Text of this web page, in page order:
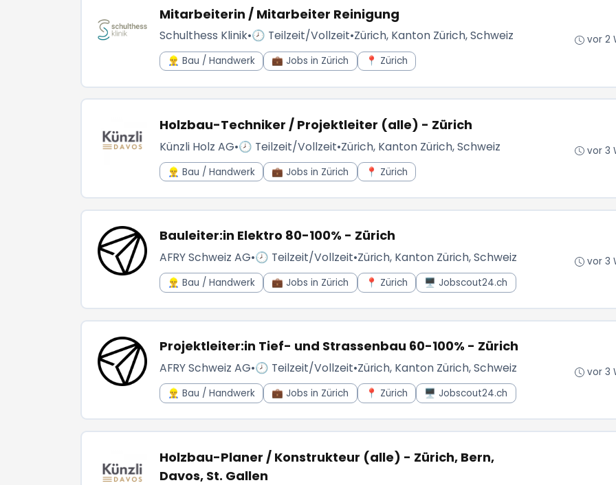
Mitarbeiterin / Mitarbeiter Reinigung
Schulthess Klinik•🕗 Teilzeit/Vollzeit•Zürich, Kanton Zürich, Schweiz
👷‍♂️ Bau / Handwerk 💼 Jobs in Zürich 📍 Zürich
vor 2
Holzbau-Techniker / Projektleiter (alle) - Zürich
Künzli Holz AG•🕗 Teilzeit/Vollzeit•Zürich, Kanton Zürich, Schweiz
👷‍♂️ Bau / Handwerk 💼 Jobs in Zürich 📍 Zürich
vor 3
Bauleiter:in Elektro 80-100% - Zürich
AFRY Schweiz AG•🕗 Teilzeit/Vollzeit•Zürich, Kanton Zürich, Schweiz
👷‍♂️ Bau / Handwerk 💼 Jobs in Zürich 📍 Zürich 🖥️ Jobscout24.ch
vor 3
Projektleiter:in Tief- und Strassenbau 60-100% - Zürich
AFRY Schweiz AG•🕗 Teilzeit/Vollzeit•Zürich, Kanton Zürich, Schweiz
👷‍♂️ Bau / Handwerk 💼 Jobs in Zürich 📍 Zürich 🖥️ Jobscout24.ch
vor 3
Holzbau-Planer / Konstrukteur (alle) - Zürich, Bern,
Davos, St. Gallen